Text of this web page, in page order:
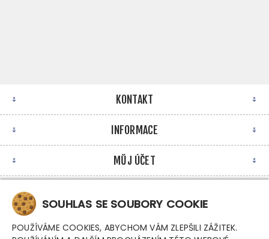
KONTAKT
INFORMACE
MŮJ ÚČET
SOUHLAS SE SOUBORY COOKIE
POUŽÍVÁME COOKIES, ABYCHOM VÁM ZLEPŠILI ZÁŽITEK.